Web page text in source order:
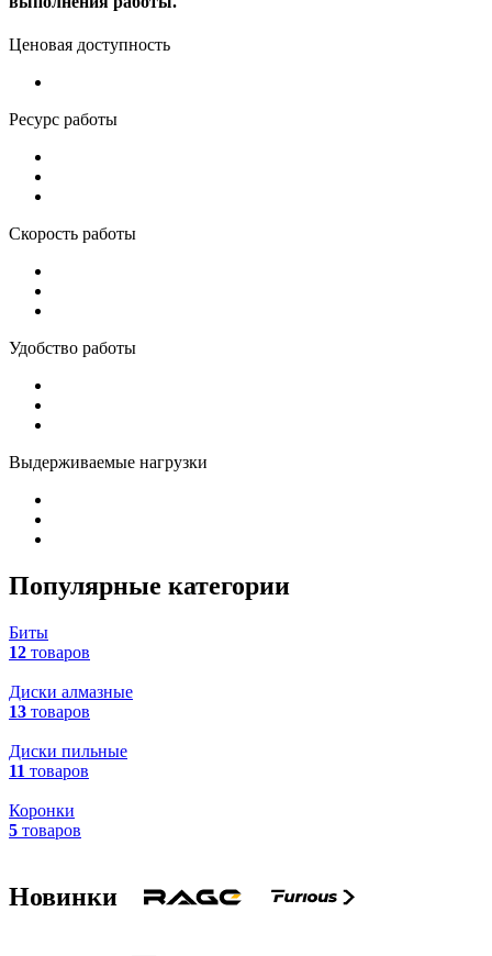
Ценовая доступность
Ресурс работы
Скорость работы
Удобство работы
Выдерживаемые нагрузки
Популярные категории
Биты
12 товаров
Диски алмазные
13 товаров
Диски пильные
11 товаров
Коронки
5 товаров
Новинки